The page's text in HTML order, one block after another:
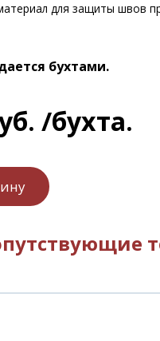
для защиты швов
бухтами.
/бухта.